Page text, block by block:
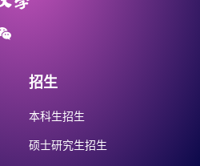
招生
本科生招生
硕士研究生招生